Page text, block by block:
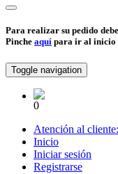
Para realizar su pedido
Pinche aquí para ir al inicio
Toggle navigation
0
Atención al cliente:
Inicio
Iniciar sesión
Registrarse